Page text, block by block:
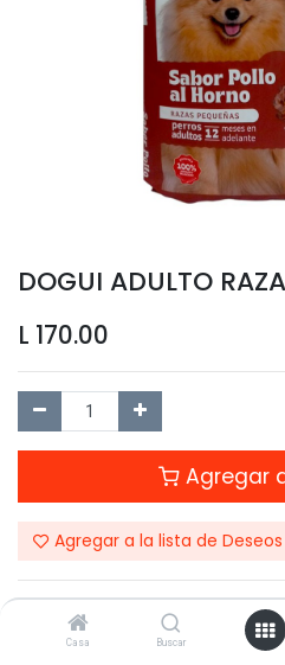
Casa Buscar
DOGUI ADULTO
L 170.00
Agregar
Agregar a la lista de Deseos
Compartir este Producto: